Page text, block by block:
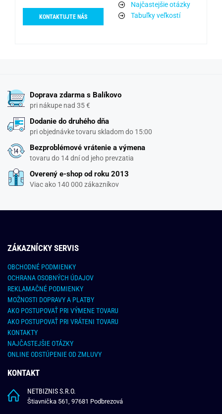
KONTAKTUJTE NÁS
Najčastejšie otázky
Tabuľky veľkostí
Doprava zdarma s Balíkovo
pri nákupe nad 35 €
Dodanie do druhého dňa
pri objednávke tovaru skladom do 15:00
Bezproblémové vrátenie a výmena
tovaru do 14 dní od jeho prevzatia
Overený e-shop od roku 2013
Viac ako 140 000 zákazníkov
ZÁKAZNÍCKY SERVIS
OBCHODNÉ PODMIENKY
OCHRANA OSOBNÝCH ÚDAJOV
REKLAMAČNÉ PODMIENKY
MOŽNOSTI DOPRAVY A PLATBY
AKO POSTUPOVAŤ PRI VÝMENE TOVARU
AKO POSTUPOVAŤ PRI VRÁTENI TOVARU
KONTAKTY
NAJČASTEJŠIE OTÁZKY
ONLINE ODSTÚPENIE OD ZMLUVY
KONTAKT
NETBIZNIS S.R.O.
Štiavnička 561, 97681 Podbrezová